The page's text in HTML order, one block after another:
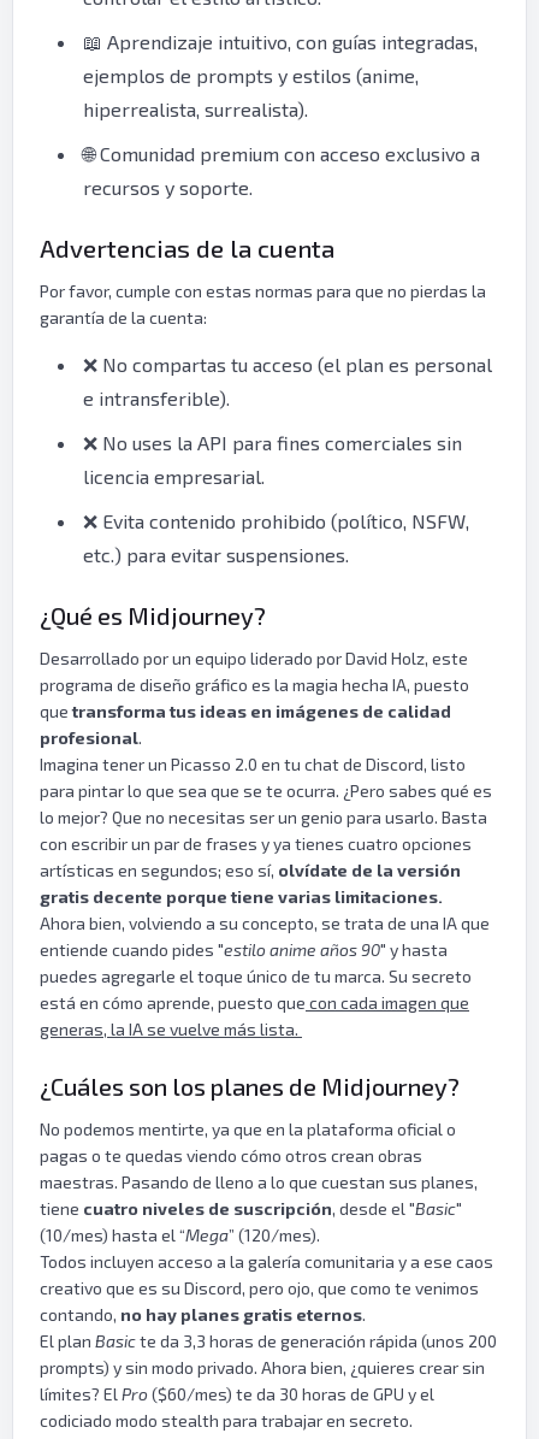
📖 Aprendizaje intuitivo, con guías integradas,
ejemplos de prompts y estilos (anime,
hiperrealista, surrealista).
🌐 Comunidad premium con acceso exclusivo a
recursos y soporte.
Advertencias de la cuenta
Por favor, cumple con estas normas para que no pierdas la
garantía de la cuenta:
❌ No compartas tu acceso (el plan es personal
e intransferible).
❌ No uses la API para fines comerciales sin
licencia empresarial.
❌ Evita contenido prohibido (político, NSFW,
etc.) para evitar suspensiones.
¿Qué es Midjourney?
Desarrollado por un equipo liderado por David Holz, este
programa de diseño gráfico es la magia hecha IA, puesto
quetransforma tus ideas en imágenes de calidad
profesional.
Imagina tener un Picasso 2.0 en tu chat de Discord, listo
para pintar lo que sea que se te ocurra. ¿Pero sabes qué es
lo mejor? Que no necesitas ser un genio para usarlo. Basta
con escribir un par de frases y ya tienes cuatro opciones
artísticas en segundos; eso sí, olvídate de la versión
gratis decente porque tiene varias limitaciones.
Ahora bien, volviendo a su concepto, se trata de una IA que
entiende cuando pides "estilo anime años 90" y hasta
puedes agregarle el toque único de tu marca. Su secreto
está en cómo aprende, puesto que con cada imagen que
generas, la IA se vuelve más lista.
¿Cuáles son los planes de Midjourney?
No podemos mentirte, ya que en la plataforma oficial o
pagas o te quedas viendo cómo otros crean obras
maestras. Pasando de lleno a lo que cuestan sus planes,
tiene cuatro niveles de suscripción, desde el "Basic"
(10/mes) hasta el “Mega” (120/mes).
Todos incluyen acceso a la galería comunitaria y a ese caos
creativo que es su Discord, pero ojo, que como te venimos
contando, no hay planes gratis eternos.
El plan Basicte da 3,3 horas de generación rápida (unos 200
prompts) y sin modo privado. Ahora bien, ¿quieres crear sin
límites? El Pro ($60/mes) te da 30 horas de GPU y el
codiciado modo stealth para trabajar en secreto.